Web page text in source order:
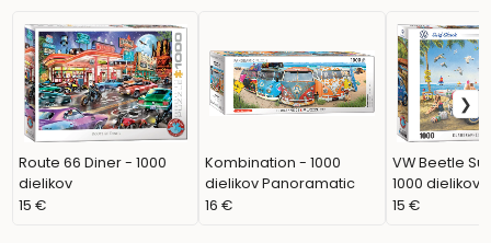
Route 66 Diner - 1000
dielikov
15 €
Kombination - 1000
dielikov Panoramatic
16 €
VW Beetle
1000 dielikov
15 €